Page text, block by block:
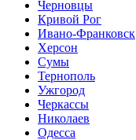
Черновцы
Кривой Рог
Ивано-Франковск
Херсон
Сумы
Тернополь
Ужгород
Черкассы
Николаев
Одесса